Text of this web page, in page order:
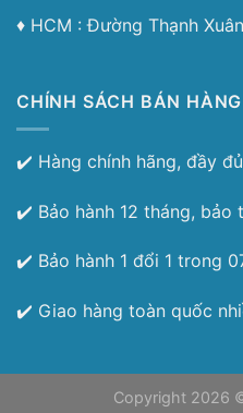
♦︎ HCM : Đường Thạnh
CHÍNH SÁCH BÁN HÀNG
✔️ Hàng chính hãng, đầy
✔️ Bảo hành 12 tháng, bảo
✔️ Bảo hành 1 đổi 1 trong
✔️ Giao hàng toàn quốc
Copyright 2026